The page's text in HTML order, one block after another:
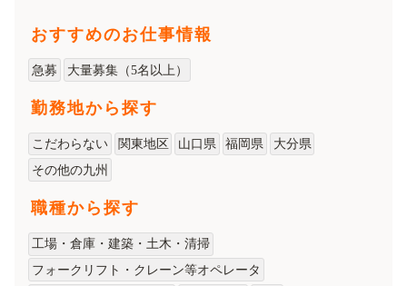
おすすめのお仕事情報
急募 大量募集（5名以上）
勤務地から探す
こだわらない 関東地区 山口県 福岡県
大分県
その他の九州
職種から探す
工場・倉庫・建築・土木・清掃
フォークリフト・クレーン等オペレータ